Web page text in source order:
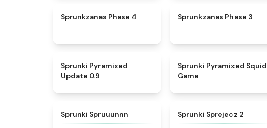
Sprunkzanas Phase 4 Sprunkzanas Phase 3
Sprunki Pyramixed
Update 0.9
4.7
Sprunki Pyramixed Squid
Game
Sprunki Spruuunnn Sprunki Sprejecz 2